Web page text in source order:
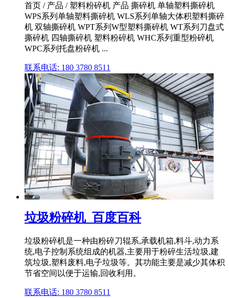
首页 / 产品 / 塑料粉碎机 产品 撕碎机 单轴塑料撕碎机
WPS系列单轴塑料撕碎机 WLS系列单轴大体积塑料撕碎
机 双轴撕碎机 WPT系列W型塑料撕碎机 WT系列刀盘式
撕碎机 四轴撕碎机 塑料粉碎机 WHC系列重型粉碎机
WPC系列托盘粉碎机 ...
联系电话: 180 3780 8511
垃圾粉碎机_百度百科
垃圾粉碎机是一种由粉碎刀辊系,承载机箱,料斗,动力系
统,电子控制系统组成的机器,主要用于粉碎生活垃圾,建
筑垃圾,塑料废料,电子垃圾等。其功能主要是减少其体积
节省空间以便于运输,回收利用。
联系电话: 180 3780 8511